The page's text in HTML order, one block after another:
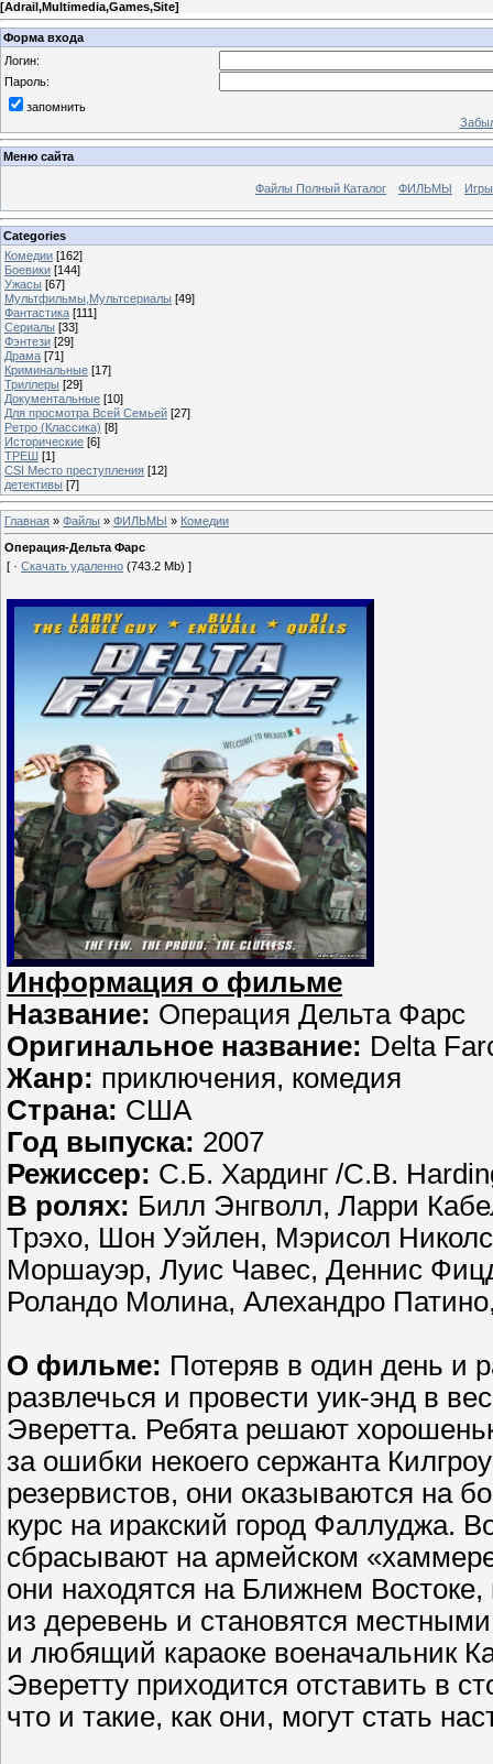
[Adrail,Multimedia,Games,Site]
Форма входа
Логин:
Пароль:
запомнить
Меню сайта
Файлы Полный Каталог ФИЛЬМЫ
Categories
Комедии [162]
Боевики [144]
Ужасы [67]
Мультфильмы,Мультсериалы [49]
Фантастика [111]
Сериалы [33]
Фэнтези [29]
Драма [71]
Криминальные [17]
Триллеры [29]
Документальные [10]
Для просмотра Всей Семьей [27]
Ретро (Классика) [8]
Исторические [6]
ТРЕШ [1]
CSI Место преступления [12]
детективы [7]
Главная » Файлы » ФИЛЬМЫ » Комедии
Операция-Дельта Фарс
[ · Скачать удаленно (743.2 Mb) ]
Информация о фильме
Название: Операция Дельта Фарс
Оригинальное название: Delta
Жанр: приключения, комедия
Страна: США
Год выпуска: 2007
Режиссер: С.Б. Хардинг /C.B.
В ролях: Билл Энгволл, Ларри
Трэхо, Шон Уэйлен, Мэрисол
Моршауэр, Луис Чавес, Деннис
Роландо Молина, Алехандро
О фильме: Потеряв в один день и
развлечься и провести уик-энд в
Эверетта. Ребята решают
за ошибки некоего сержанта
резервистов, они оказываются на
курс на иракский город Фаллуджа.
сбрасывают на армейском
они находятся на Ближнем
из деревень и становятся
и любящий караоке военачальник
Эверетту приходится отставить в
что и такие, как они, могут стать